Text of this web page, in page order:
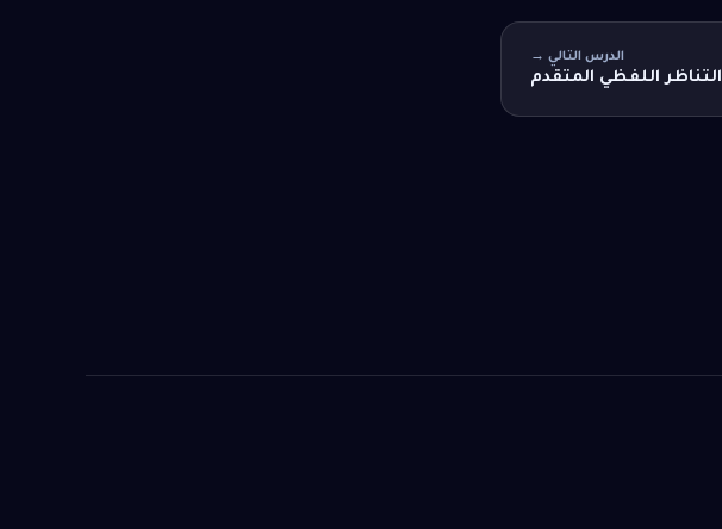
الدرس التالي →
التناظر اللفظي المتقدم